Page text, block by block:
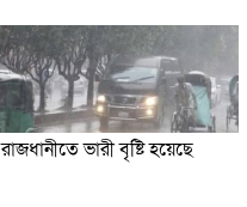
রাজধানীতে ভারী বৃষ্টি হয়েছে